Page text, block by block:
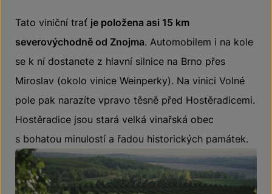
Tato viniční trať je položena asi 15 km
severovýchodně od Znojma. Automobilem i na kole
se k ní dostanete z hlavní silnice na Brno přes
Miroslav (okolo vinice Weinperky). Na vinici Volné
pole pak narazíte vpravo těsně před Hostěradicemi.
Hostěradice jsou stará velká vinařská obec
s bohatou minulostí a řadou historických památek.